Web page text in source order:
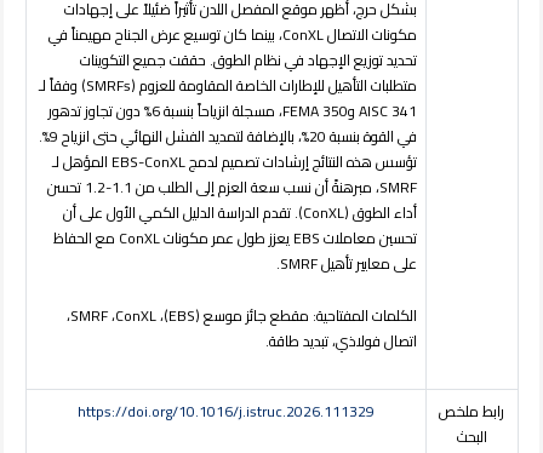
بشكل حرج، أظهر موقع المفصل اللدن تأثيراً ضئيلاً على إجهادات
مكونات الاتصالConXL، بينما كان توسيع عرض الجناح مهيمناً في
تحديد توزيع الإجهاد في نظام الطوق. حققت جميع التكوينات
متطلبات التأهيل للإطارات الخاصة المقاومة للعزوم (SMRFs) وفقاً لـ
AISC 341وFEMA 350
، مسجلة انزياحاً بنسبة 6% دون تجاوز تدهور
في القوة بنسبة 20%، بالإضافة لتمديد الفشل النهائي حتى انزياح 9%.
تؤسس هذه النتائج إرشادات تصميم لدمجEBS-ConXL المؤهل لـ
SMRF
، مبرهنةً أن نسب سعة العزم إلى الطلب من 1.1-1.2 تحسن
أداء الطوق (ConXL). تقدم الدراسة الدليل الكمي الأول على أن
تحسين معاملاتEBSيعزز طول عمر مكوناتConXL مع الحفاظ
على معايير تأهيلSMRF
.
الكلمات المفتاحية: مقطع جائز موسع(EBS)،ConXL،SMRF،
اتصال فولاذي، تبديد طاقة.
رابط ملخص
البحث
https://doi.org/10.1016/j.istruc.2026.111329